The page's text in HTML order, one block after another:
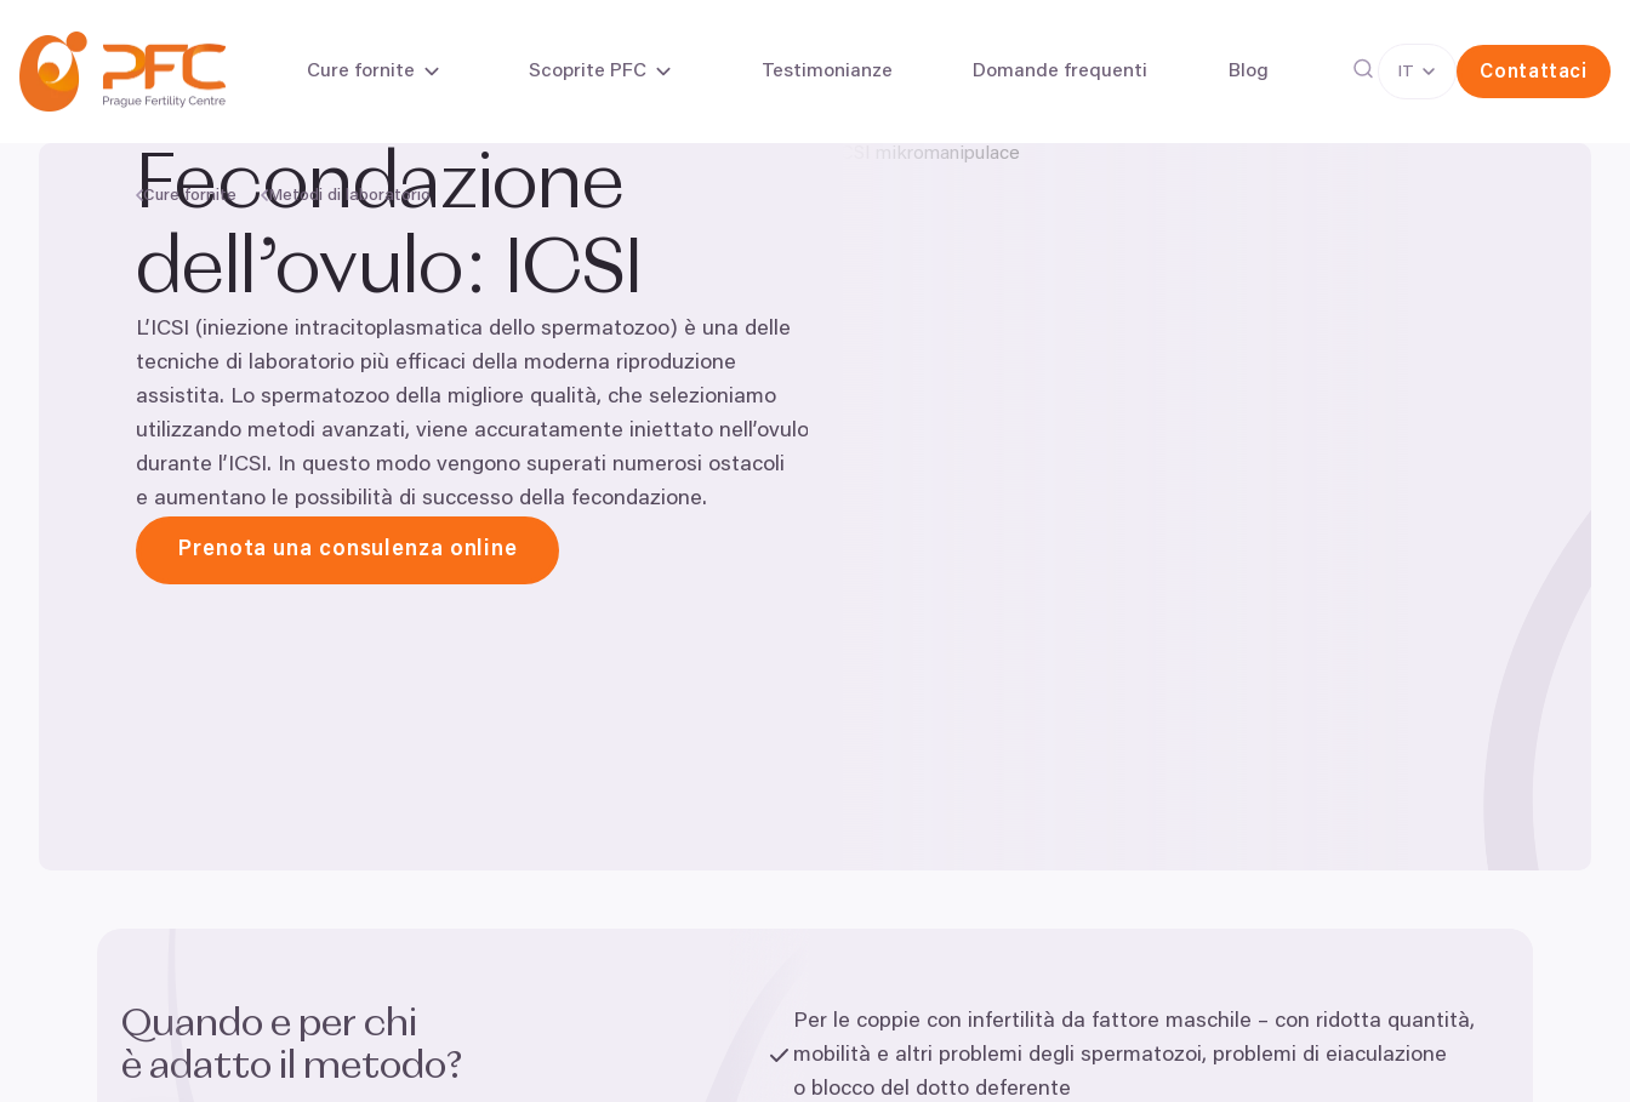
Cure fornite
Test della fertilità nelle donne
Test della fertilità negli uomini
Scoprite PFC Testimonianze Domande frequenti Blog IT Contattaci
Cure fornite Metodi di laboratorio
Fecondazione
dell’ovulo: ICSI
L’ICSI (iniezione intracitoplasmatica dello spermatozoo) è una delle
tecniche di laboratorio più efficaci della moderna riproduzione
assistita. Lo spermatozoo della migliore qualità, che selezioniamo
utilizzando metodi avanzati, viene accuratamente iniettato nell’ovulo
durante l’ICSI. In questo modo vengono superati numerosi ostacoli
e aumentano le possibilità di successo della fecondazione.
Prenota una consulenza online
Quando e per chi
è adatto il metodo?
Per le coppie con infertilità da fattore maschile – con ridotta quantità,
mobilità e altri problemi degli spermatozoi, problemi di eiaculazione
o blocco del dotto deferente